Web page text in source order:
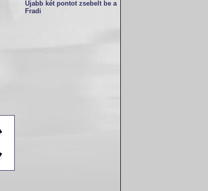
Újabb két pontot zsebelt be a
Fradi